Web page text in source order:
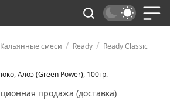
Кальянные смеси / Ready / Ready Classic
Алоэ (Green Power), 100гр.
продажа (доставка)